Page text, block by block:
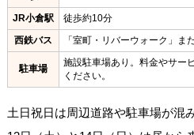
JR小倉駅
徒歩約10分
西鉄バス
「室町・リバーウォーク」ま
駐車場
施設駐車場あり。料金やサー
ください。
土日祝日は周辺道路や駐車場が混